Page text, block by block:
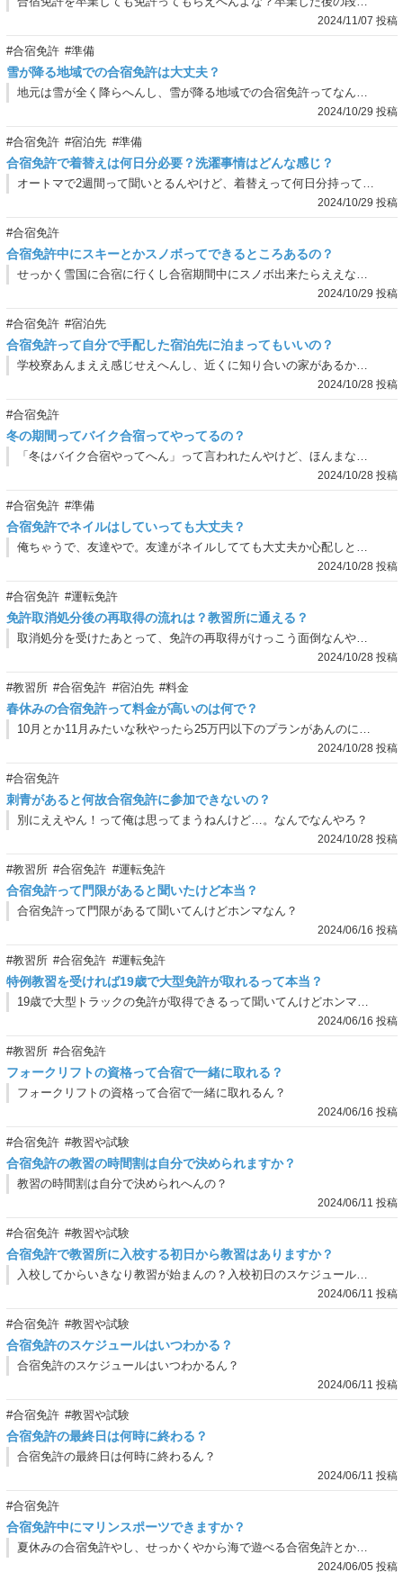
2024/11/07 投稿
#合宿免許 #準備
雪が降る地域での合宿免許は大丈夫？
地元は雪が全く降らへんし、雪が降る地域での合宿免許ってなんか不安やねんな…。
2024/10/29 投稿
#合宿免許 #宿泊先 #準備
合宿免許で着替えは何日分必要？洗濯事情はどんな感じ？
オートマで2週間って聞いとるんやけど、着替えって何日分持っていけば平気なん？合宿中の洗濯事情も知りたいねん。
2024/10/29 投稿
#合宿免許
合宿免許中にスキーとかスノボってできるところあるの？
せっかく雪国に合宿に行くし合宿期間中にスノボ出来たらええなぁ思っとるねんけど、どないなんやろか？
2024/10/29 投稿
#合宿免許 #宿泊先
合宿免許って自分で手配した宿泊先に泊まってもいいの？
学校寮あんまええ感じせえへんし、近くに知り合いの家があるからそこでお世話になろかな思うとるねんけど、あかんの？
2024/10/28 投稿
#合宿免許
冬の期間ってバイク合宿ってやってるの？
「冬はバイク合宿やってへん」って言われたんやけど、ほんまなん？
2024/10/28 投稿
#合宿免許 #準備
合宿免許でネイルはしていっても大丈夫？
俺ちゃうで、友達やで。友達がネイルしてても大丈夫か心配しとってな。にゃーすけなら知っとるかなて思っただけやねん。
2024/10/28 投稿
#合宿免許 #運転免許
免許取消処分後の再取得の流れは？教習所に通える？
取消処分を受けたあとって、免許の再取得がけっこう面倒なんやろ？実際どんな段取りになるん？
2024/10/28 投稿
#教習所 #合宿免許 #宿泊先 #料金
春休みの合宿免許って料金が高いのは何で？
10月とか11月みたいな秋やったら25万円以下のプランがあんのに、なんで春休みがこんな高いねん！
2024/10/28 投稿
#合宿免許
刺青があると何故合宿免許に参加できないの？
別にええやん！って俺は思ってまうねんけど…。なんでなんやろ？
2024/10/28 投稿
#教習所 #合宿免許 #運転免許
合宿免許って門限があると聞いたけど本当？
合宿免許って門限があるて聞いてんけどホンマなん？
2024/06/16 投稿
#教習所 #合宿免許 #運転免許
特例教習を受ければ19歳で大型免許が取れるって本当？
19歳で大型トラックの免許が取得できるって聞いてんけどホンマなん？特例教習ってのを受けたらええって聞いてんけど、これ何なん？
2024/06/16 投稿
#教習所 #合宿免許
フォークリフトの資格って合宿で一緒に取れる？
フォークリフトの資格って合宿で一緒に取れるん？
2024/06/16 投稿
#合宿免許 #教習や試験
合宿免許の教習の時間割は自分で決められますか？
教習の時間割は自分で決められへんの？
2024/06/11 投稿
#合宿免許 #教習や試験
合宿免許で教習所に入校する初日から教習はありますか？
入校してからいきなり教習が始まんの？入校初日のスケジュールを知りたいねん！
2024/06/11 投稿
#合宿免許 #教習や試験
合宿免許のスケジュールはいつわかる？
合宿免許のスケジュールはいつわかるん？
2024/06/11 投稿
#合宿免許 #教習や試験
合宿免許の最終日は何時に終わる？
合宿免許の最終日は何時に終わるん？
2024/06/11 投稿
#合宿免許
合宿免許中にマリンスポーツできますか？
夏休みの合宿免許やし、せっかくやから海で遊べる合宿免許とかないん？マリンスポーツ体験出来たら最高やん！
2024/06/05 投稿